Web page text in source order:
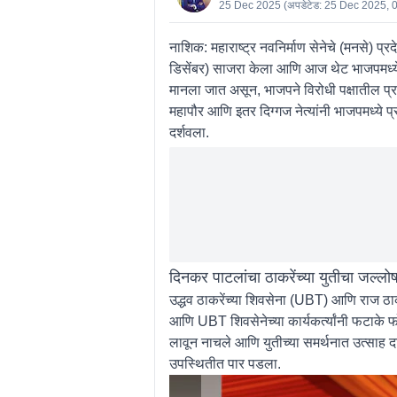
25 Dec 2025 (अपडेटेड: 25 Dec 2025,
नाशिक:महाराष्ट्र नवनिर्माण सेनेचे (मनसे)
डिसेंबर) साजरा केला आणि आज थेट भाजपमध्ये
मानला जात असून, भाजपने विरोधी पक्षातील
महापौर आणि इतर दिग्गज नेत्यांनी भाजपमध्ये
दर्शवला.
दिनकर पाटलांचा ठाकरेंच्या युतीचा
उद्धव ठाकरेंच्या शिवसेना (UBT) आणि राज
आणि UBT शिवसेनेच्या कार्यकर्त्यांनी फटाके
लावून नाचले आणि युतीच्या समर्थनात उत्साह
उपस्थितीत पार पडला.